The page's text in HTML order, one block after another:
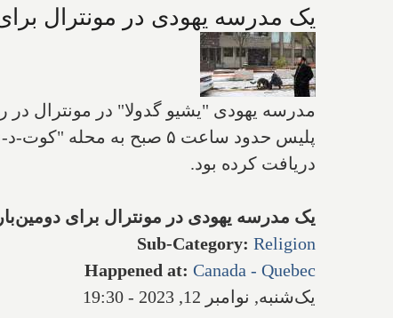
یک مدرسه یهودی در مونترال
مدرسه یهودی "یشیو گدولا" در مونترال در
پلیس حدود ساعت ۵ صبح
دریافت کرده بود.
یک مدرسه یهودی در مونترال برای
Sub-Category: Religion
Happened at: Canada - Quebec
یک‌شنبه, نوامبر 12, 2023 - 19:30